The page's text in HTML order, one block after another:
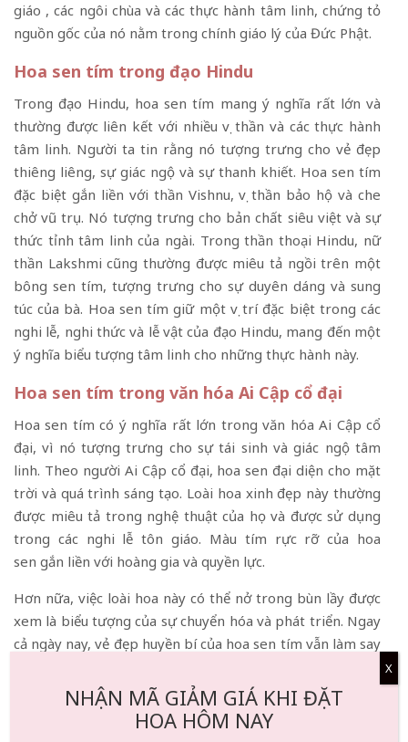
giáo , các ngôi chùa và các thực hành tâm linh, chứng tỏ
nguồn gốc của nó nằm trong chính giáo lý của Đức Phật.
Hoa sen tím trong đạo Hindu
Trong đạo Hindu, hoa sen tím mang ý nghĩa rất lớn và
thường được liên kết với nhiều vị thần và các thực hành
tâm linh. Người ta tin rằng nó tượng trưng cho vẻ đẹp
thiêng liêng, sự giác ngộ và sự thanh khiết. Hoa sen tím
đặc biệt gắn liền với thần Vishnu, vị thần bảo hộ và che
chở vũ trụ. Nó tượng trưng cho bản chất siêu việt và sự
thức tỉnh tâm linh của ngài. Trong thần thoại Hindu, nữ
thần Lakshmi cũng thường được miêu tả ngồi trên một
bông sen tím, tượng trưng cho sự duyên dáng và sung
túc của bà. Hoa sen tím giữ một vị trí đặc biệt trong các
nghi lễ, nghi thức và lễ vật của đạo Hindu, mang đến một
ý nghĩa biểu tượng tâm linh cho những thực hành này.
Hoa sen tím trong văn hóa Ai Cập cổ đại
Hoa sen tím có ý nghĩa rất lớn trong văn hóa Ai Cập cổ
đại, vì nó tượng trưng cho sự tái sinh và giác ngộ tâm
linh. Theo người Ai Cập cổ đại, hoa sen đại diện cho mặt
trời và quá trình sáng tạo. Loài hoa xinh đẹp này thường
được miêu tả trong nghệ thuật của họ và được sử dụng
trong các nghi lễ tôn giáo. Màu tím rực rỡ của hoa
sen gắn liền với hoàng gia và quyền lực.
Hơn nữa, việc loài hoa này có thể nở trong bùn lầy được
xem là biểu tượng của sự chuyển hóa và phát triển. Ngay
cả ngày nay, vẻ đẹp huyền bí của hoa sen tím vẫn làm say
nhiều hình thức nghệ thuật, hình xăm và trang trí nhà
cửa. Tầm quan trọng lịch sử và văn hóa sâu sắc của loài
NHẬN MÃ GIẢM GIÁ KHI ĐẶT
HOA HÔM NAY
X